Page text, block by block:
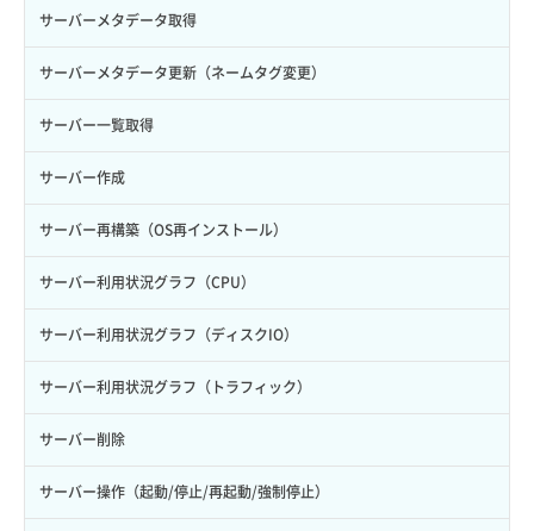
自動バックアップ有効化
自動バックアップ無効化
サーバーメタデータ取得
サーバーメタデータ更新（ネームタグ変更）
サーバー一覧取得
サーバー作成
サーバー再構築（OS再インストール）
サーバー利用状況グラフ（CPU）
サーバー利用状況グラフ（ディスクIO）
サーバー利用状況グラフ（トラフィック）
サーバー削除
サーバー操作（起動/停止/再起動/強制停止）